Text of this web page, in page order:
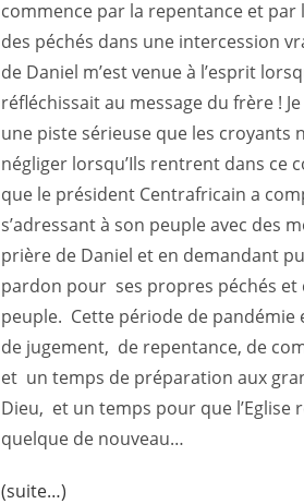
commence par la repentance et par
des péchés dans une intercession
de Daniel m’est venue à l’esprit
réfléchissait au message du frère !
une piste sérieuse que les croyants
négliger lorsqu’Ils rentrent dans ce
que le président Centrafricain a
s’adressant à son peuple avec des
prière de Daniel et en demandant
pardon pour ses propres péchés et
peuple. Cette période de pandémie
de jugement, de repentance, de
et un temps de préparation aux
Dieu, et un temps pour que l’Eglise
quelque de nouveau…
(suite…)